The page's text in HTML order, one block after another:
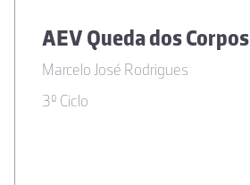
AEV Queda dos Corpos
Marcelo José Rodrigues
3º Ciclo